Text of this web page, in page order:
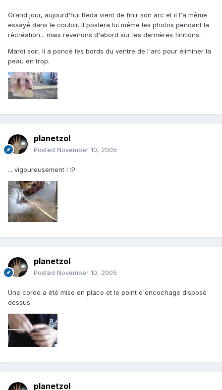
Grand jour, aujourd'hui Reda vient de finir son arc et il l'a même
essayé dans le couloir. Il postera lui même les photos pendant la
récréation... mais revenons d'abord sur les dernières finitions :
Mardi soir, il a poncé les bords du ventre de l'arc pour éliminer la
peau en trop.
planetzol
Posted November 10, 2005
... vigoureusement ! :P
planetzol
Posted November 10, 2005
Une corde a été mise en place et le point d'encochage disposé
dessus.
planetzol